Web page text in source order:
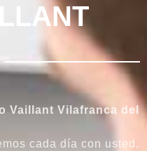
Vaillant Vilafranca del
cada día con usted,